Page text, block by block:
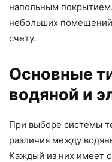
напольным
небольших
счету.
Основные
водяной и
При выборе системы
различия между
Каждый из них имеет